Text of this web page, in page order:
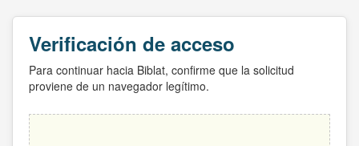
Verificación de acceso
Para continuar hacia Biblat, confirme que la solicitud
proviene de un navegador legítimo.